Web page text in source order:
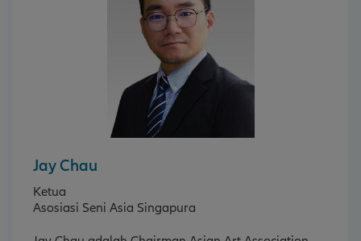
Jay Chau
Ketua
Asosiasi Seni Asia Singapura